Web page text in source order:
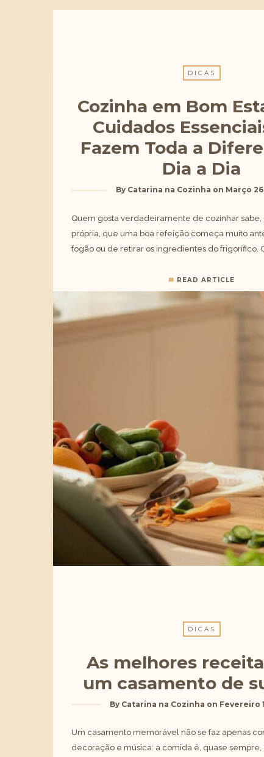
DICAS
Cozinha em Bom
Cuidados
Fazem Toda a
Dia a Dia
By Catarina na Cozinha on Março
Quem gosta verdadeiramente de cozinhar
própria, que uma boa refeição começa muito
fogão ou de retirar os ingredientes do frigorífico.
READ ARTICLE
DICAS
As melhores
um casamento de
By Catarina na Cozinha on Fevereiro
Um casamento memorável não se faz apenas
decoração e música: a comida é, quase sempre,